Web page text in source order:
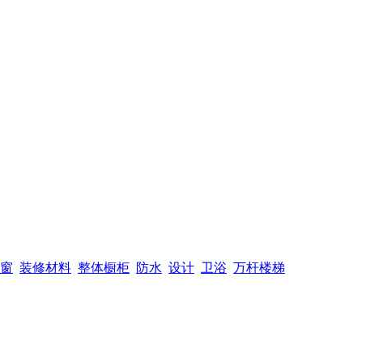
装修材料 整体橱柜 防水 设计 卫浴 万杆楼梯